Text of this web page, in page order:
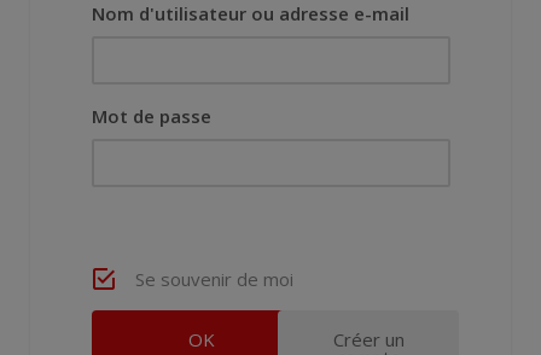
Nom d'utilisateur ou adresse e-mail
Mot de passe
Se souvenir de moi
Créer un